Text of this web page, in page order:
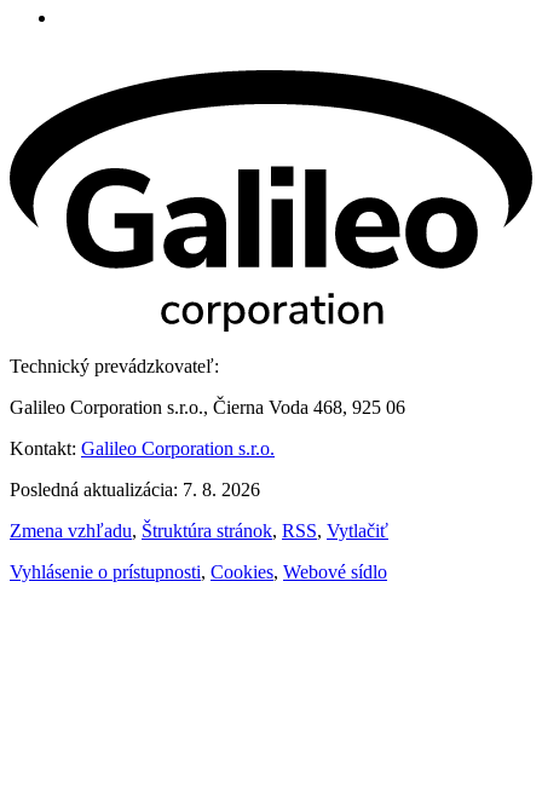
Technický prevádzkovateľ:
Galileo Corporation s.r.o., Čierna Voda 468, 925 06
Kontakt: Galileo Corporation s.r.o.
Posledná aktualizácia: 7. 8. 2026
Zmena vzhľadu, Štruktúra stránok, RSS, Vytlačiť
Vyhlásenie o prístupnosti, Cookies, Webové sídlo